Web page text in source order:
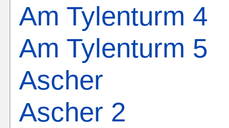
Am Tylenturm 4
Am Tylenturm 5
Ascher
Ascher 2